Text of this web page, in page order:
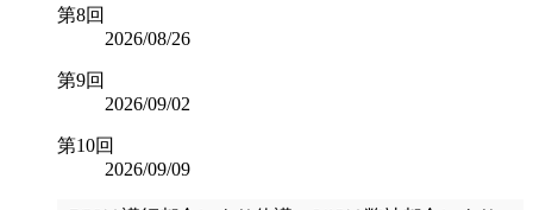
第8回
2026/08/26
第9回
2026/09/02
第10回
2026/09/09